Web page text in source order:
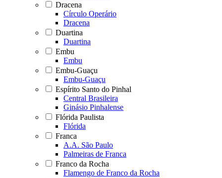
Dracena
Círculo Operário
Dracena
Duartina
Duartina
Embu
Embu
Embu-Guaçu
Embu-Guaçu
Espírito Santo do Pinhal
Central Brasileira
Ginásio Pinhalense
Flórida Paulista
Flórida
Franca
A.A. São Paulo
Palmeiras de Franca
Franco da Rocha
Flamengo de Franco da Rocha